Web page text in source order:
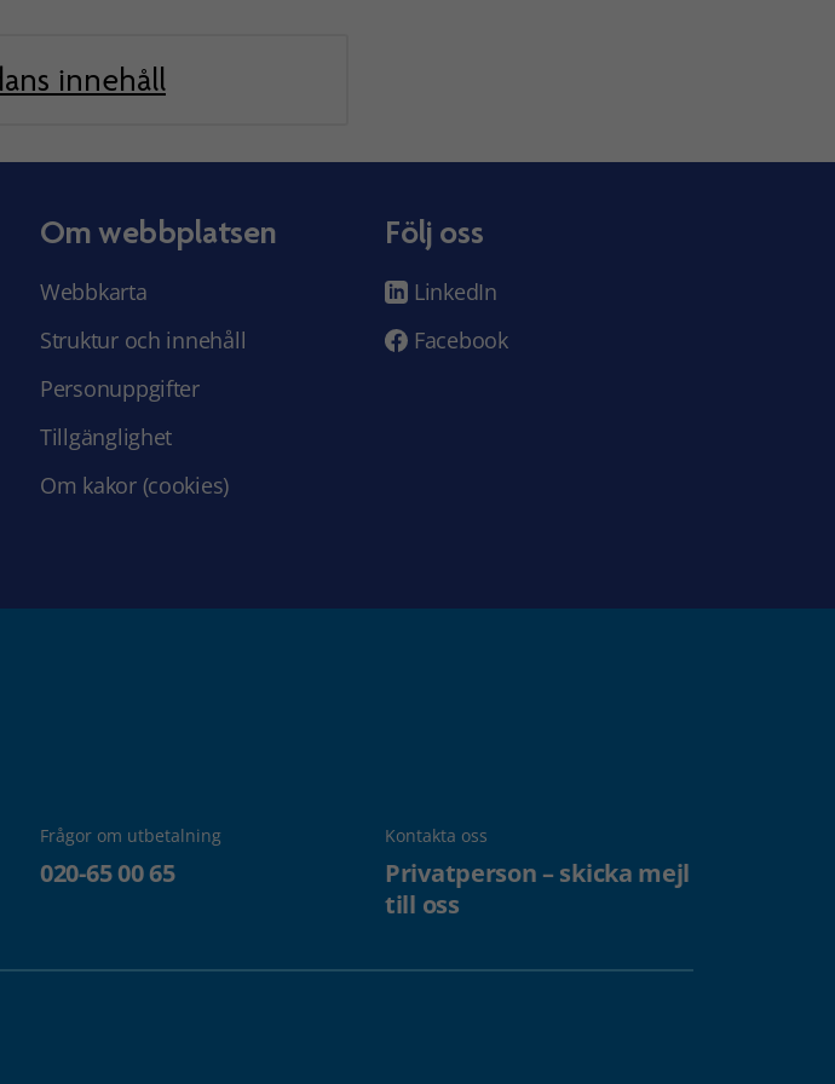
innehåll
Om webbplatsen
Webbkarta
Struktur och innehåll
Personuppgifter
Tillgänglighet
Om kakor (cookies)
Följ oss
LinkedIn
Facebook
Frågor om utbetalning
020-65 00 65
Kontakta oss
Privatperson – skicka mejl
till oss